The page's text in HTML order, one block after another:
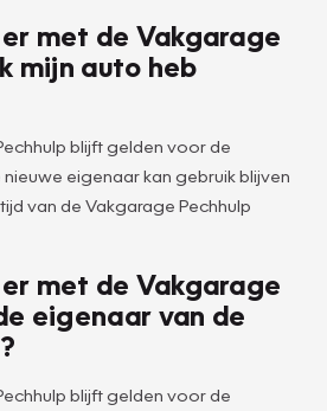
met de Vakgarage
mijn auto heb
blijft gelden voor de
eigenaar kan gebruik blijven
van de Vakgarage Pechhulp
met de Vakgarage
eigenaar van de
blijft gelden voor de